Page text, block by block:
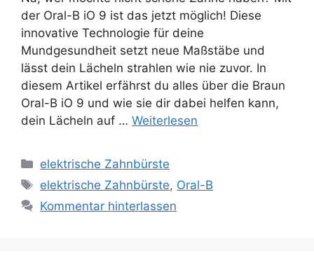
der Oral-B iO 9 ist das jetzt möglich! Diese
innovative Technologie für deine
Mundgesundheit setzt neue Maßstäbe und
lässt dein Lächeln strahlen wie nie zuvor. In
diesem Artikel erfährst du alles über die Braun
Oral-B iO 9 und wie sie dir dabei helfen kann,
dein Lächeln auf … Weiterlesen
Kategorien
elektrische Zahnbürste
Schlagwörter
elektrische Zahnbürste, Oral-B
Kommentar hinterlassen